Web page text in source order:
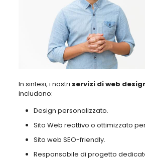
In sintesi, i nostri servizi di web
includono:
Design personalizzato.
Sito Web reattivo o ottimizzato
Sito web SEO-friendly.
Responsabile di progetto